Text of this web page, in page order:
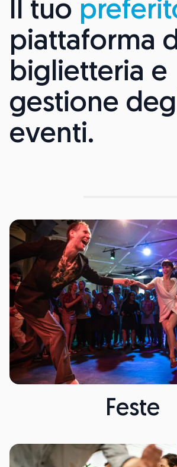
Il tuo
piattaforma
biglietteria e
gestione
eventi.
Feste